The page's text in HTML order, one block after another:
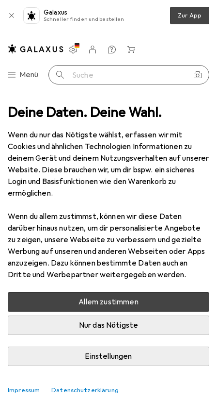
Deine Daten. Deine Wahl.
Wenn du nur das Nötigste wählst, erfassen wir mit
Cookies und ähnlichen Technologien Informationen zu
deinem Gerät und deinem Nutzungsverhalten auf unserer
Website. Diese brauchen wir, um dir bspw. ein sicheres
Login und Basisfunktionen wie den Warenkorb zu
ermöglichen.
Wenn du allem zustimmst, können wir diese Daten
darüber hinaus nutzen, um dir personalisierte Angebote
zu zeigen, unsere Webseite zu verbessern und gezielte
Werbung auf unseren und anderen Webseiten oder Apps
anzuzeigen. Dazu können bestimmte Daten auch an
Dritte und Werbepartner weitergegeben werden.
Allem zustimmen
Nur das Nötigste
Einstellungen
Impressum Datenschutzerklärung
Galaxus
Schneller finden und bestellen Zur App
Navigation nach Kategorien
Menü Suche
Einstellungen
Kundenkonto
Vergleichslisten
Merklisten
Warenkorb
Kabelleitung Lapp UNITRONIC LiYY Datenleitung
2 Bilder
LappUNITRONIC LiYY Datenleitung
Preis in EUR inkl. MwSt.
EUR
41,86
Bewertungen
Zwischen Di, 11.8. und Do, 13.8. geliefert
8 Stück an Lager beim Lieferanten
Lieferort angeben für genaue Lieferzeit
kostenloser Versand